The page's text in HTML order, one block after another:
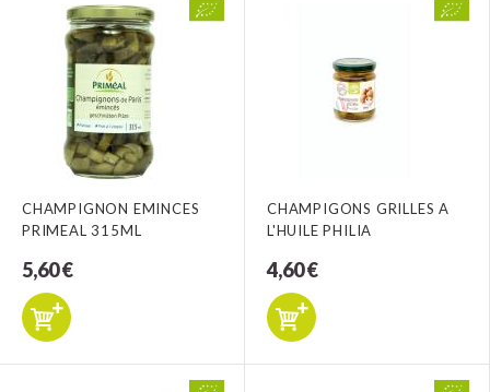
CHAMPIGNON EMINCES
PRIMEAL 315ML
5,60 €
CHAMPIGONS GRILLES A
L'HUILE PHILIA
4,60 €